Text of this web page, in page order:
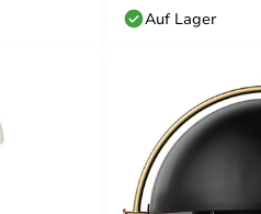
Auf Lager